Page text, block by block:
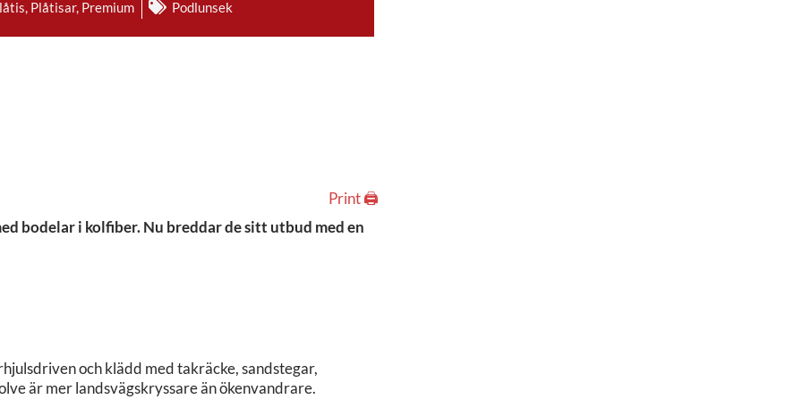
, Plåtisar, Premium Podlunsek
Print 🖨
bodelar i kolfiber. Nu breddar de sitt utbud med en
och klädd med takräcke, sandstegar,
är mer landsvägskryssare än ökenvandrare.